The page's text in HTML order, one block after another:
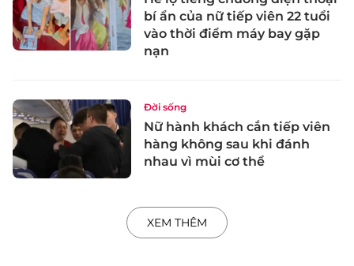
bí ẩn của nữ tiếp viên 22 tuổi
vào thời điểm máy bay gặp
nạn
Đời sống
Nữ hành khách cắn tiếp viên
hàng không sau khi đánh
nhau vì mùi cơ thể
XEM THÊM